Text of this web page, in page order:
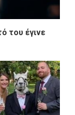
του έγινε